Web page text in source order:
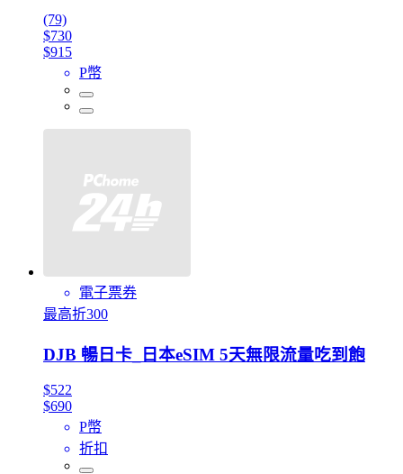
(79)
$730
$915
P幣
電子票券
最高折300
DJB 暢日卡_日本eSIM 5天無限流量吃到飽
$522
$690
P幣
折扣